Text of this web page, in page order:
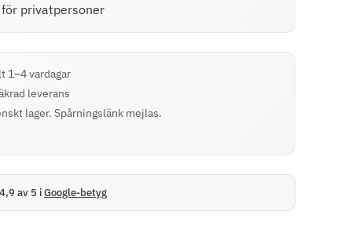
1–4 vardagar
leverans
lager. Spårningslänk mejlas.
av 5 iGoogle-betyg